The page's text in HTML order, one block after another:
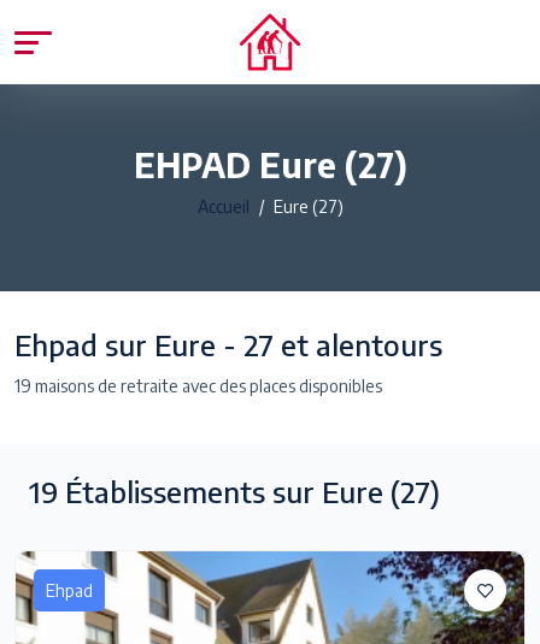
EHPAD Eure (27)
Accueil Eure (27)
Ehpad sur Eure - 27 et alentours
19 maisons de retraite avec des places disponibles
19 Établissements sur Eure (27)
Ehpad